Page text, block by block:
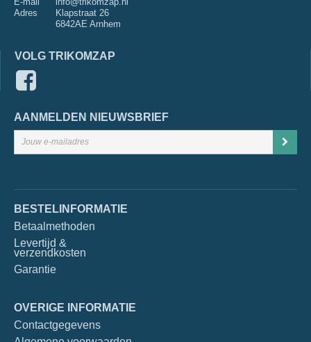
Adres
Klapstraat 26
6842AE Arnhem
VOLG TRIKOMZAP
AANMELDEN NIEUWSBRIEF
BESTELINFORMATIE
Betaalmethoden
Levertijd &
verzendkosten
Garantie
OVERIGE INFORMATIE
Contactgegevens